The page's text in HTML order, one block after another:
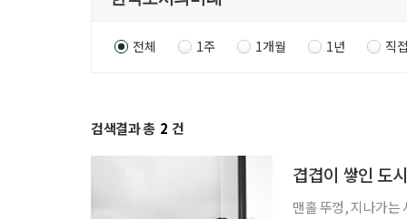
전체 1주 1개월 1년 직
검색결과 총 2 건
겹겹이 쌓인 도
맨홀 뚜껑, 지나가는